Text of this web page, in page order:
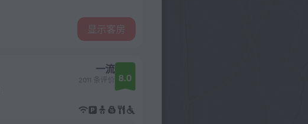
显示客房
一流
2011 条评价 8.0